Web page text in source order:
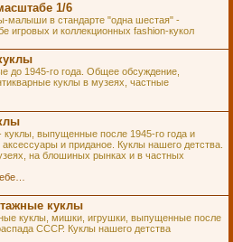
1/6
малыши в стандарте "одна шестая" -
игровых и коллекционных fashion-кукол
до 1945-го года. Общее обсуждение,
куклы в музеях, частные
куклы, выпущенные после 1945-го года и
и приданое. Куклы нашего детства.
на блошиных рынках и в частных
куклы
куклы, мишки, игрушки, выпущенные после
СССР. Куклы нашего детства